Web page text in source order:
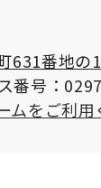
631番地の1
番号：
をご利用